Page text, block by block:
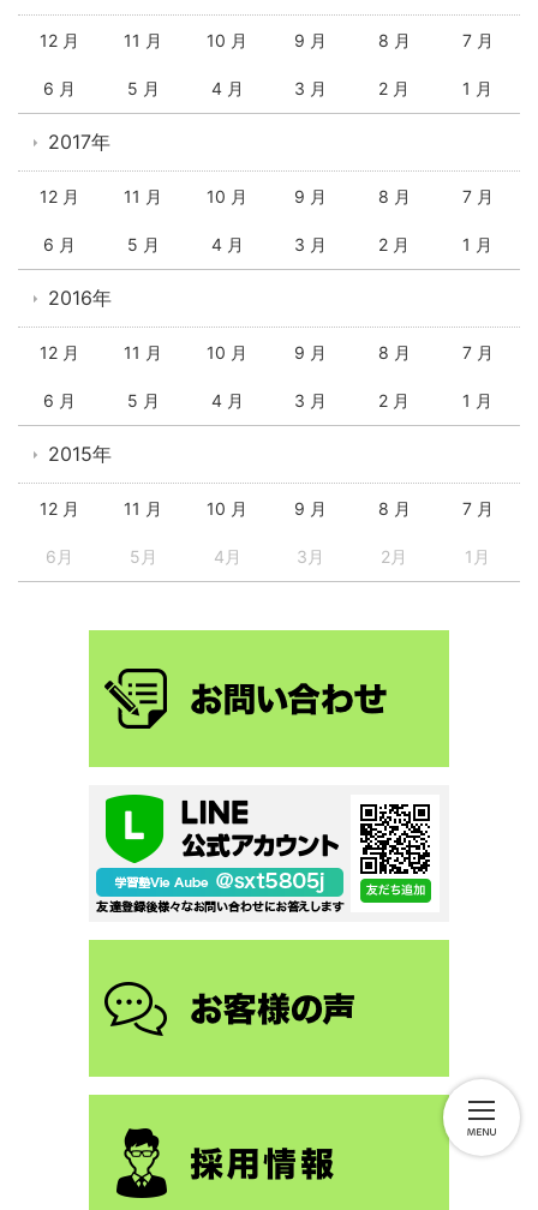
12 月 11 月 10 月 9 月 8 月 7 月
6 月 5 月 4 月 3 月 2 月 1 月
2017年
12 月 11 月 10 月 9 月 8 月 7 月
6 月 5 月 4 月 3 月 2 月 1 月
2016年
12 月 11 月 10 月 9 月 8 月 7 月
6 月 5 月 4 月 3 月 2 月 1 月
2015年
12 月 11 月 10 月 9 月 8 月 7 月
6月 5月 4月 3月 2月 1月